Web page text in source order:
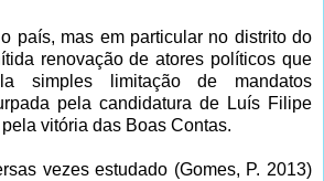
país, mas em particular no distrito do
renovação de atores políticos que
simples limitação de mandatos
pela candidatura de Luís Filipe
vitória das Boas Contas.
vezes estudado (Gomes, P. 2013)